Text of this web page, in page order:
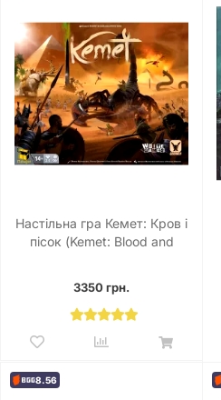
Настільна гра Кемет: Кров і
пісок (Kemet: Blood and
3350 грн.
8.56